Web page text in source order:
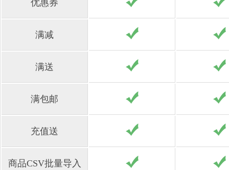
优惠券
满减
满送
满包邮
充值送
商品CSV批量导入